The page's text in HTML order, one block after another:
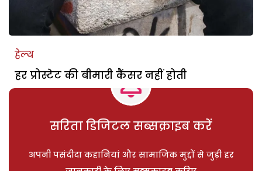
हेल्थ
हर प्रोस्टेट की बीमारी कैंसर नहीं होती
सरिता डिजिटल सब्सक्राइब करें
अपनी पसंदीदा कहानियां और सामाजिक मुद्दों से जुड़ी हर